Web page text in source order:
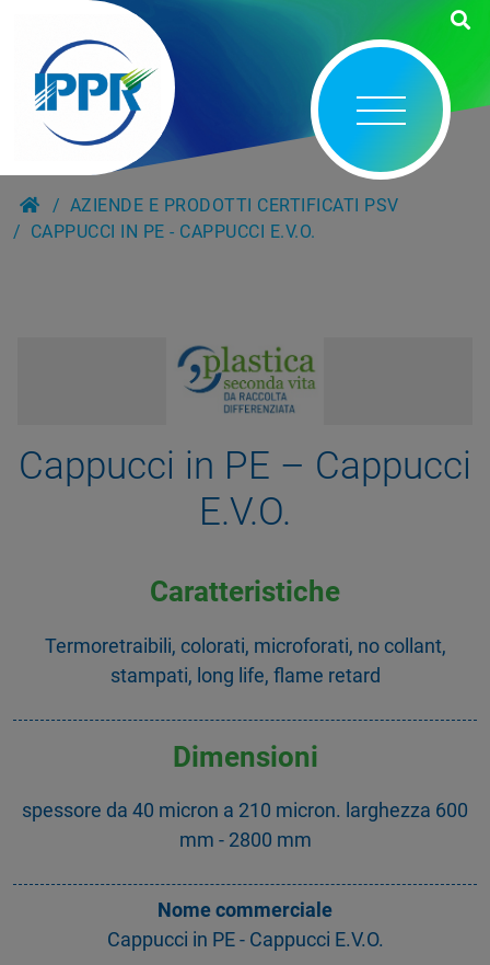
AZIENDE E PRODOTTI CERTIFICATI PSV
CAPPUCCI IN PE - CAPPUCCI E.V.O.
Cappucci in PE – Cappucci
E.V.O.
Caratteristiche
Termoretraibili, colorati, microforati, no collant,
stampati, long life, flame retard
Dimensioni
spessore da 40 micron a 210 micron. larghezza 600
mm - 2800 mm
Nome commerciale
Cappucci in PE - Cappucci E.V.O.